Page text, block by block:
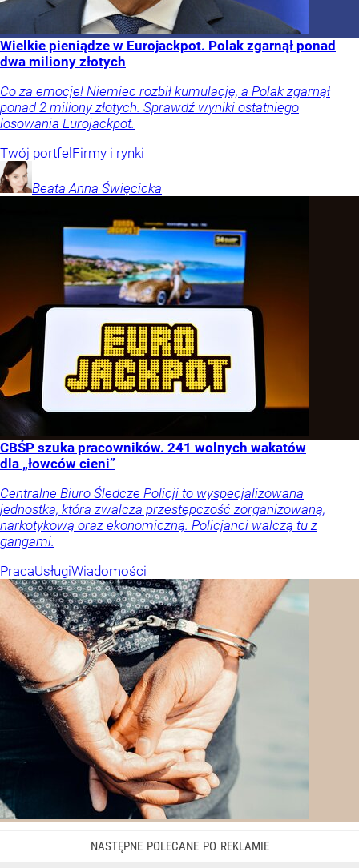
Wielkie pieniądze w Eurojackpot. Polak zgarnął ponad
dwa miliony złotych
Co za emocje! Niemiec rozbił kumulację, a Polak zgarnął
ponad 2 miliony złotych. Sprawdź wyniki ostatniego
losowania Eurojackpot.
Twój portfelFirmy i rynki
Beata Anna Święcicka
CBŚP szuka pracowników. 241 wolnych wakatów
dla „łowców cieni”
Centralne Biuro Śledcze Policji to wyspecjalizowana
jednostka, która zwalcza przestępczość zorganizowaną,
narkotykową oraz ekonomiczną. Policjanci walczą tu z
gangami.
PracaUsługiWiadomości